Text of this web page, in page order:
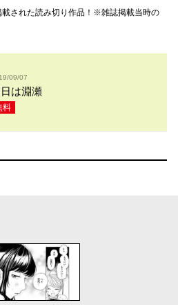
載された読み切り作品！※雑誌掲載当時の
09/07
は淵瀬
料